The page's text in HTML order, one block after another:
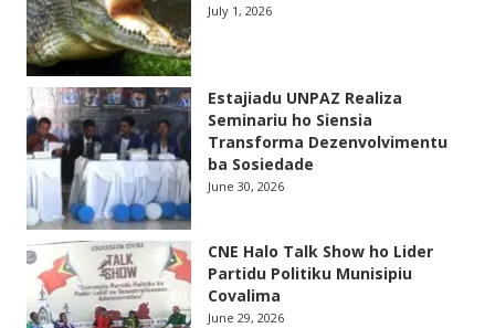
July 1, 2026
Estajiadu UNPAZ Realiza
Seminariu ho Siensia
Transforma Dezenvolvimentu
ba Sosiedade
June 30, 2026
CNE Halo Talk Show ho Lider
Partidu Politiku Munisipiu
Covalima
June 29, 2026